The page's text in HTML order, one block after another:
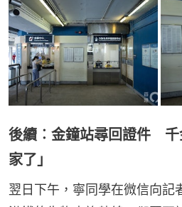
後續︰金鐘站尋回證件 千
家了」
翌日下午，寧同學在微信向記